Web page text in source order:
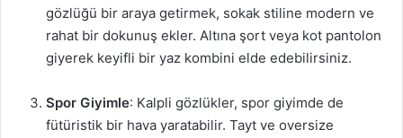
gözlüğü bir araya getirmek, sokak stiline modern ve
rahat bir dokunuş ekler. Altına şort veya kot pantolon
giyerek keyifli bir yaz kombini elde edebilirsiniz.
Spor Giyimle: Kalpli gözlükler, spor giyimde de
fütüristik bir hava yaratabilir. Tayt ve oversize